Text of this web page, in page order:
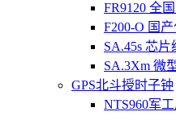
FR9120 全
F200-O 国
SA.45s 芯
SA.3Xm 微
GPS北斗授时子钟
NTS960军